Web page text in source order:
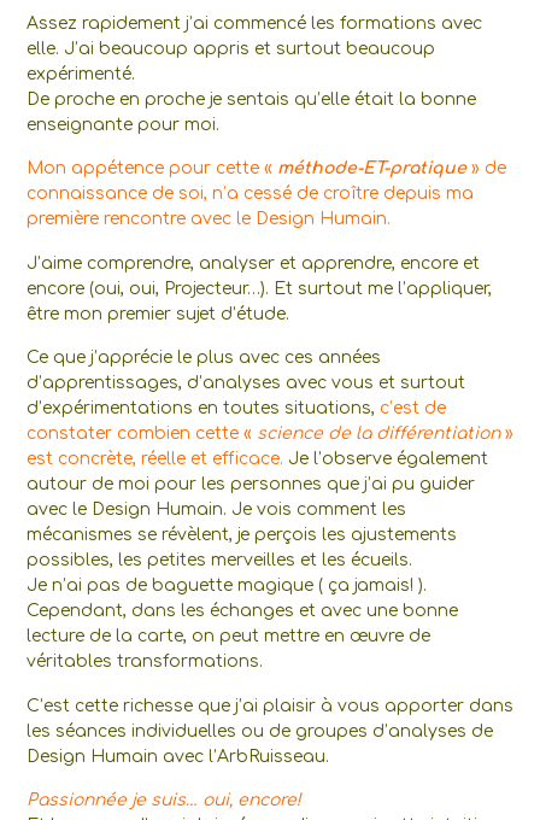
Assez rapidement j’ai commencé les formations avec
elle. J’ai beaucoup appris et surtout beaucoup
expérimenté.
De proche en proche je sentais qu’elle était la bonne
enseignante pour moi.
Mon appétence pour cette « méthode-ET-pratique» de
connaissance de soi, n’a cessé de croître depuis ma
première rencontre avec le Design Humain.
J’aime comprendre, analyser et apprendre, encore et
encore (oui, oui, Projecteur…). Et surtout me l’appliquer,
être mon premier sujet d’étude.
Ce que j’apprécie le plus avec ces années
d’apprentissages, d’analyses avec vous et surtout
d’expérimentations en toutes situations, c’est de
constater combien cette « science de la différentiation»
est concrète, réelle et efficace. Je l’observe également
autour de moi pour les personnes que j’ai pu guider
avec le Design Humain. Je vois comment les
mécanismes se révèlent, je perçois les ajustements
possibles, les petites merveilles et les écueils.
Je n’ai pas de baguette magique ( ça jamais! ).
Cependant, dans les échanges et avec une bonne
lecture de la carte, on peut mettre en œuvre de
véritables transformations.
C’est cette richesse que j’ai plaisir à vous apporter dans
les séances individuelles ou de groupes d’analyses de
Design Humain avec l’ArbRuisseau.
Passionnée je suis… oui, encore!